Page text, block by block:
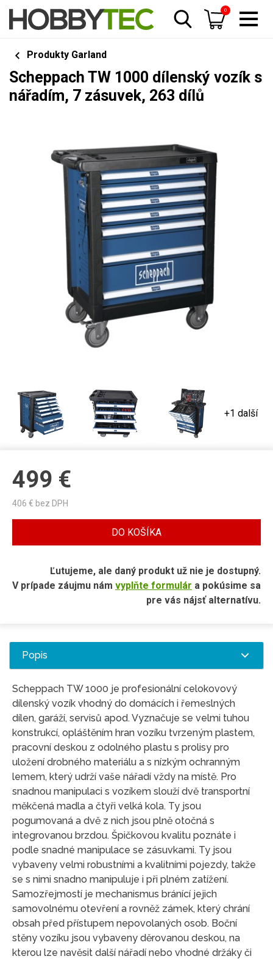
0
Produkty Garland
Scheppach TW 1000 dílenský vozík s
nářadím, 7 zásuvek, 263 dílů
+1 další
499 €
406 € bez DPH
DO KOŠÍKA
Ľutujeme, ale daný produkt už nie je dostupný.
V prípade záujmu nám vyplňte formulár a pokúsime sa
pre vás nájsť alternatívu.
Popis
Scheppach TW 1000 je profesionální celokovový
dílenský vozík vhodný do domácích i řemeslných
dílen, garáží, servisů apod. Vyznačuje se velmi tuhou
konstrukcí, opláštěním hran vozíku tvrzeným plastem,
pracovní deskou z odolného plastu s prolisy pro
uložení drobného materiálu a s nízkým ochranným
lemem, který udrží vaše nářadí vždy na místě. Pro
snadnou manipulaci s vozíkem slouží dvě transportní
měkčená madla a čtyři velká kola. Ty jsou
pogumovaná a dvě z nich jsou plně otočná s
integrovanou brzdou. Špičkovou kvalitu poznáte i
podle snadné manipulace se zásuvkami. Ty jsou
vybaveny velmi robustními a kvalitními pojezdy, takže
se s nimi snadno manipuluje i při plném zatížení.
Samozřejmostí je mechanismus bránící jejich
samovolnému otevření a rovněž zámek, který chrání
obsah před přístupem nepovolaných osob. Boční
stěny vozíku jsou vybaveny děrovanou deskou, na
kterou lze navěsit další nářadí nebo vhodné držáky či